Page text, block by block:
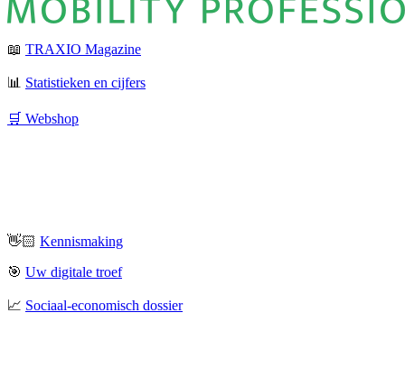
📖 TRAXIO Magazine
📊 Statistieken en cijfers
🛒 Webshop
👋🏻 Kennismaking
🎯 Uw digitale troef
📈 Sociaal-economisch dossier